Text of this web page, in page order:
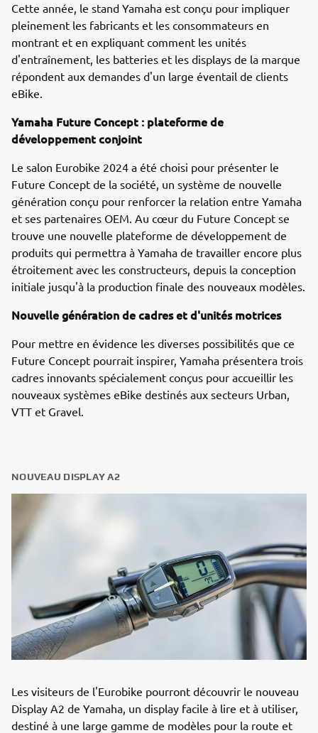
Cette année, le stand Yamaha est conçu pour impliquer
pleinement les fabricants et les consommateurs en
montrant et en expliquant comment les unités
d'entraînement, les batteries et les displays de la marque
répondent aux demandes d'un large éventail de clients
eBike.
Yamaha Future Concept : plateforme de
développement conjoint
Le salon Eurobike 2024 a été choisi pour présenter le
Future Concept de la société, un système de nouvelle
génération conçu pour renforcer la relation entre Yamaha
et ses partenaires OEM. Au cœur du Future Concept se
trouve une nouvelle plateforme de développement de
produits qui permettra à Yamaha de travailler encore plus
étroitement avec les constructeurs, depuis la conception
initiale jusqu'à la production finale des nouveaux modèles.
Nouvelle génération de cadres et d'unités motrices
Pour mettre en évidence les diverses possibilités que ce
Future Concept pourrait inspirer, Yamaha présentera trois
cadres innovants spécialement conçus pour accueillir les
nouveaux systèmes eBike destinés aux secteurs Urban,
VTT et Gravel.
NOUVEAU DISPLAY A2
Les visiteurs de l'Eurobike pourront découvrir le nouveau
Display A2 de Yamaha, un display facile à lire et à utiliser,
destiné à une large gamme de modèles pour la route et